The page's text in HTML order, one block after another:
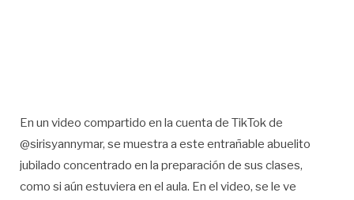
En un video compartido en la cuenta de TikTok de
@sirisyannymar, se muestra a este entrañable abuelito
jubilado concentrado en la preparación de sus clases,
como si aún estuviera en el aula. En el video, se le ve